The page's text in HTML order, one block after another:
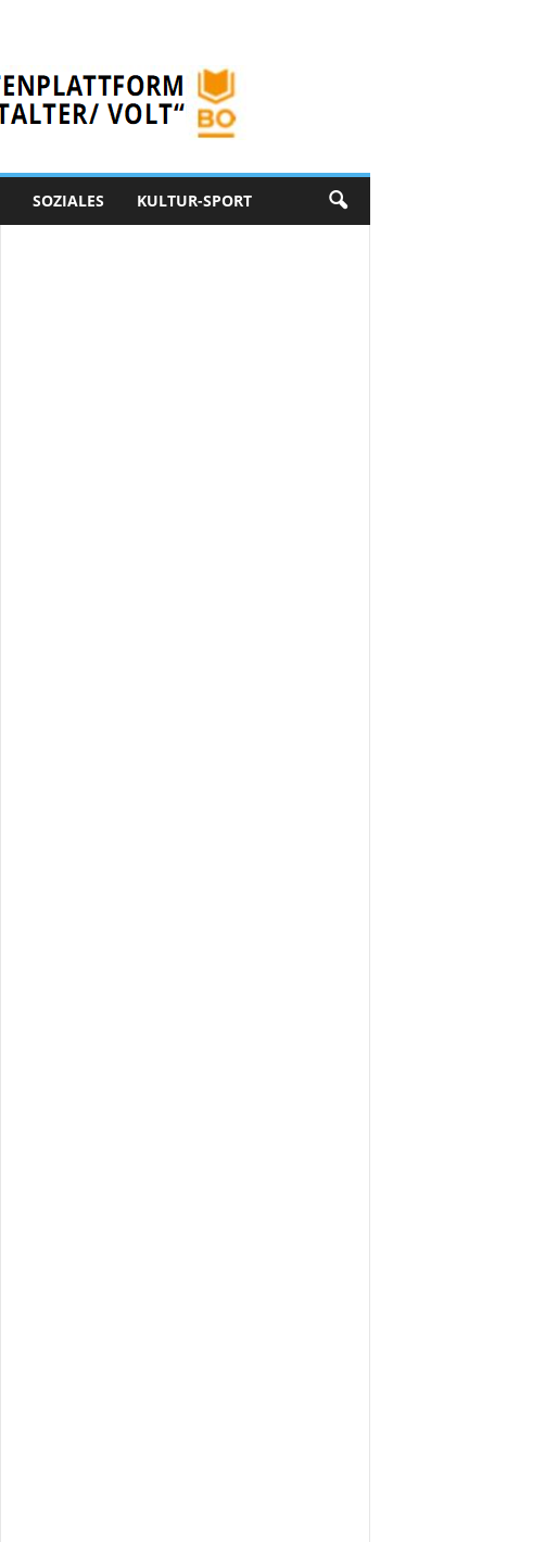
SOZIALES KULTUR-SPORT